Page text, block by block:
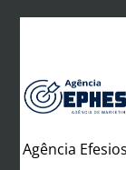
Agência Efesios